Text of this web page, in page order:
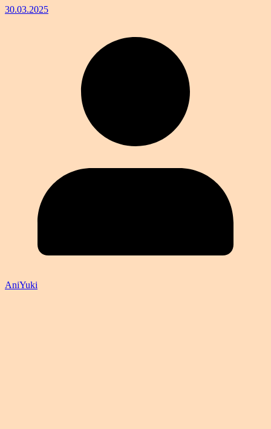
30.03.2025
AniYuki